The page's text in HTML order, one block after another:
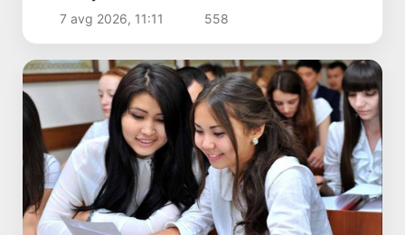
7 avg 2026, 11:11 558